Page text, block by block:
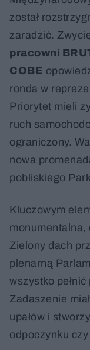
został
zaradzić.
pracowni
COBE
ronda w
Priorytet mieli
ruch
ograniczony.
nowa
pobliskiego
Kluczowym
monumentalna,
Zielony dach
plenarną
wszystko
Zadaszenie
upałów i
odpoczynku